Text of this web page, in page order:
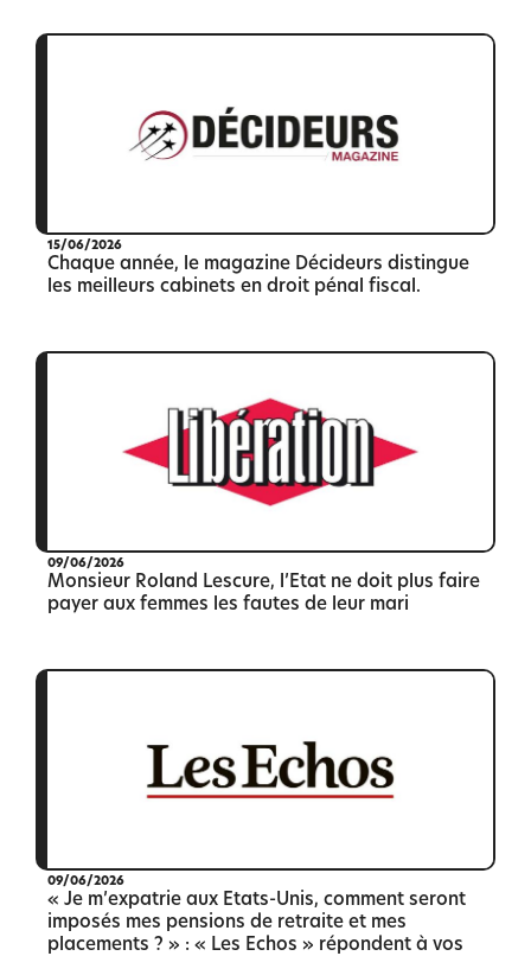
15/06/2026
Chaque année, le magazine Décideurs distingue
les meilleurs cabinets en droit pénal fiscal.
09/06/2026
Monsieur Roland Lescure, l’Etat ne doit plus faire
payer aux femmes les fautes de leur mari
09/06/2026
« Je m’expatrie aux Etats-Unis, comment seront
imposés mes pensions de retraite et mes
placements ? » : « Les Echos » répondent à vos